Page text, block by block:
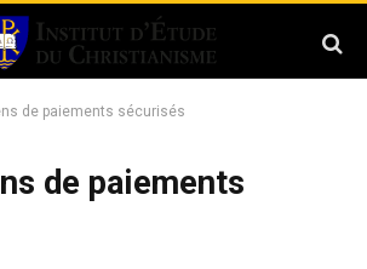
de paiements sécurisés
de paiements